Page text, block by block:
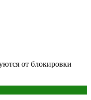
от блокировки